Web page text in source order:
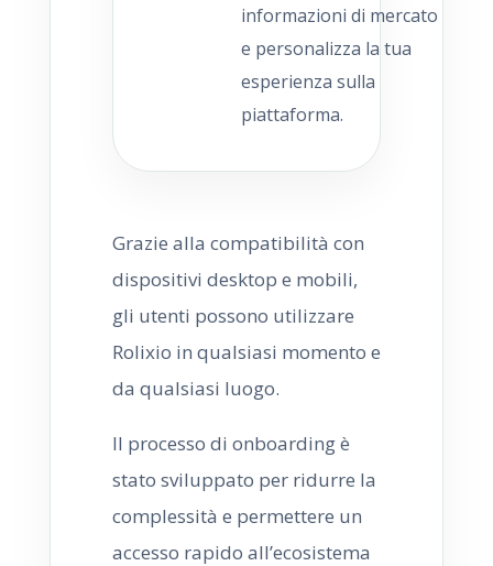
informazioni di mercato
e personalizza la tua
esperienza sulla
piattaforma.
Grazie alla compatibilità con
dispositivi desktop e mobili,
gli utenti possono utilizzare
Rolixio in qualsiasi momento e
da qualsiasi luogo.
Il processo di onboarding è
stato sviluppato per ridurre la
complessità e permettere un
accesso rapido all’ecosistema